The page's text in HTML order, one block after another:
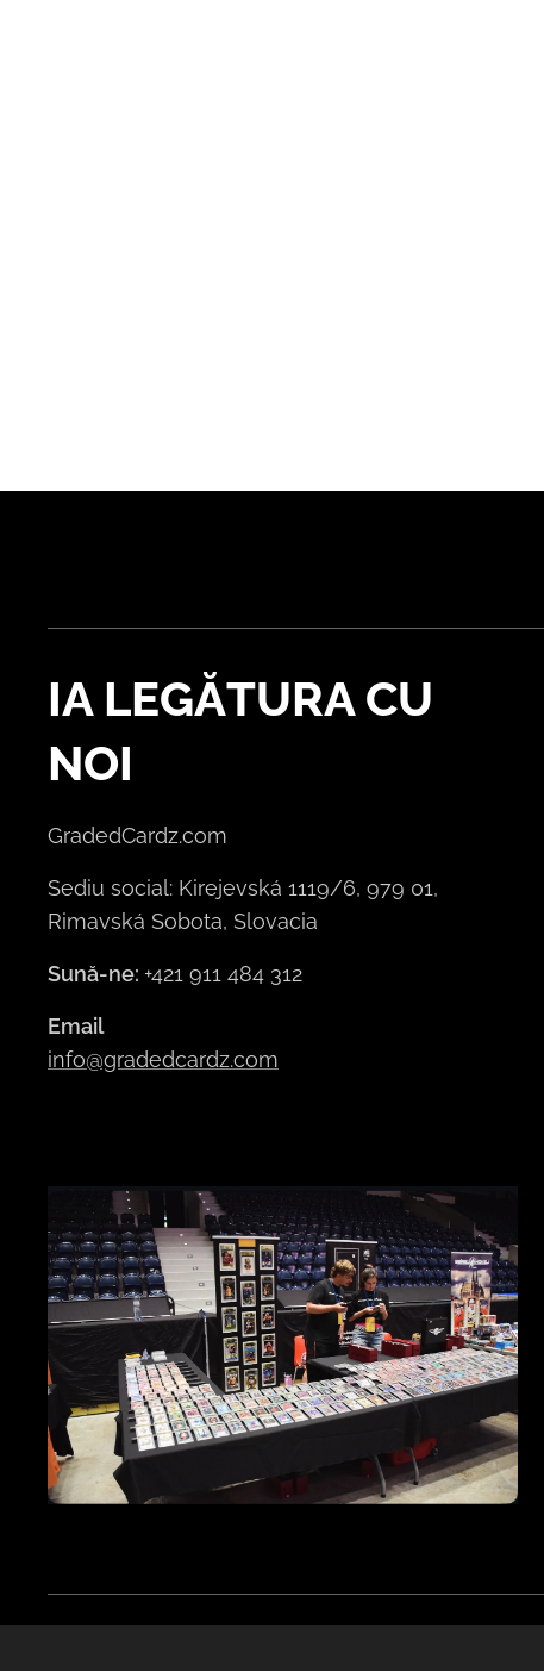
IA LEGĂTURA CU
NOI
GradedCardz.com
Sediu social: Kirejevská 1119/6, 979 01,
Rimavská Sobota, Slovacia
Sună-ne: +421 911 484 312
Email
info@gradedcardz.com